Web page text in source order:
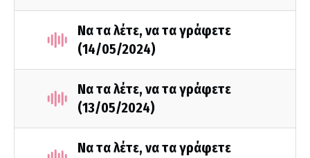
Να τα λέτε, να τα γράφετε
(14/05/2024)
Να τα λέτε, να τα γράφετε
(13/05/2024)
Να τα λέτε, να τα γράφετε